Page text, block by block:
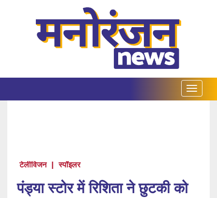
टेलीविजन | स्पॉइलर
पंड्या स्टोर में रिशिता ने छुटकी को